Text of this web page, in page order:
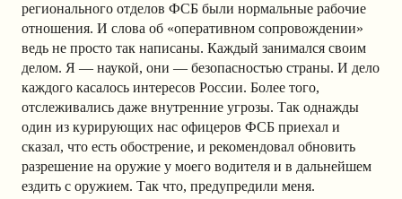
регионального отделов ФСБ были нормальные рабочие
отношения. И слова об «оперативном сопровождении»
ведь не просто так написаны. Каждый занимался своим
делом. Я — наукой, они — безопасностью страны. И дело
каждого касалось интересов России. Более того,
отслеживались даже внутренние угрозы. Так однажды
один из курирующих нас офицеров ФСБ приехал и
сказал, что есть обострение, и рекомендовал обновить
разрешение на оружие у моего водителя и в дальнейшем
ездить с оружием. Так что, предупредили меня.